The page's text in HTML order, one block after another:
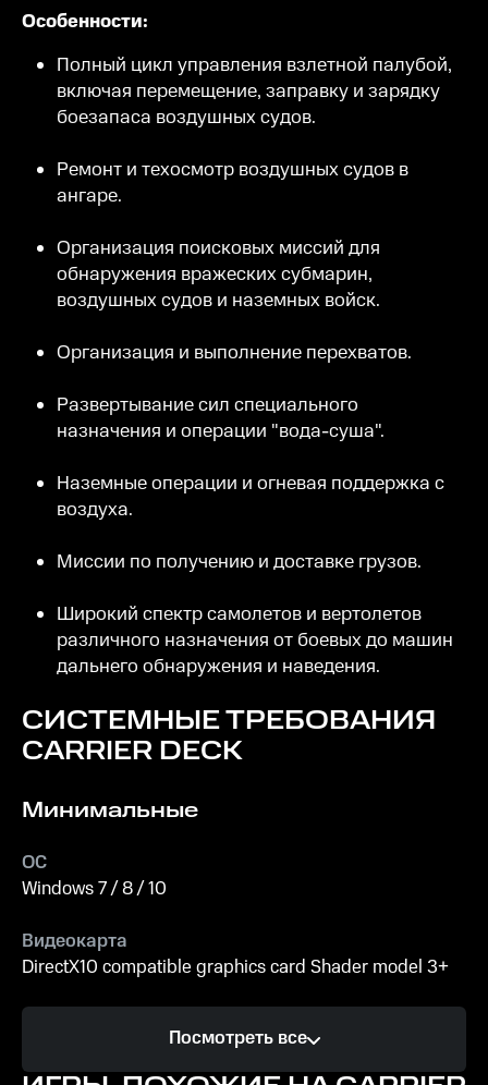
Особенности:
Полный цикл управления взлетной палубой,
включая перемещение, заправку и зарядку
боезапаса воздушных судов.
Ремонт и техосмотр воздушных судов в
ангаре.
Организация поисковых миссий для
обнаружения вражеских субмарин,
воздушных судов и наземных войск.
Организация и выполнение перехватов.
Развертывание сил специального
назначения и операции "вода-суша".
Наземные операции и огневая поддержка с
воздуха.
Миссии по получению и доставке грузов.
Широкий спектр самолетов и вертолетов
различного назначения от боевых до машин
дальнего обнаружения и наведения.
СИСТЕМНЫЕ ТРЕБОВАНИЯ
CARRIER DECK
Минимальные
ОС
Windows 7 / 8 / 10
Видеокарта
DirectX10 compatible graphics card Shader model 3+
Посмотреть все